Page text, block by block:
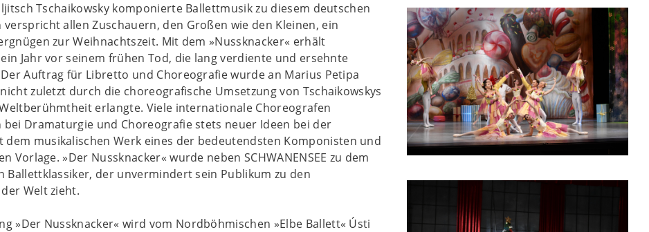
Tschaikowsky komponierte Ballettmusik zu diesem deutschen
verspricht allen Zuschauern, den Großen wie den Kleinen, ein
zur Weihnachtszeit. Mit dem »Nussknacker« erhält
Jahr vor seinem frühen Tod, die lang verdiente und ersehnte
Auftrag für Libretto und Choreografie wurde an Marius Petipa
zuletzt durch die choreografische Umsetzung von Tschaikowskys
erlangte. Viele internationale Choreografen
bei Dramaturgie und Choreografie stets neuer Ideen bei der
dem musikalischen Werk eines der bedeutendsten Komponisten und
Vorlage. »Der Nussknacker« wurde neben SCHWANENSEE zu dem
Ballettklassiker, der unvermindert sein Publikum zu den
Welt zieht.
»Der Nussknacker« wird vom Nordböhmischen »Elbe Ballett« Ústi